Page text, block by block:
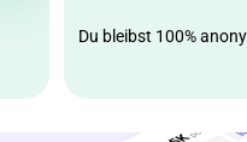
Du bleibst 100%